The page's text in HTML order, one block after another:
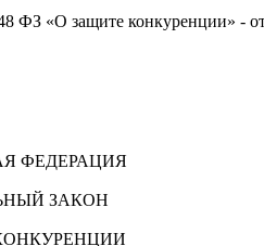
«О защите конкуренции» -
ФЕДЕРАЦИЯ
ЗАКОН